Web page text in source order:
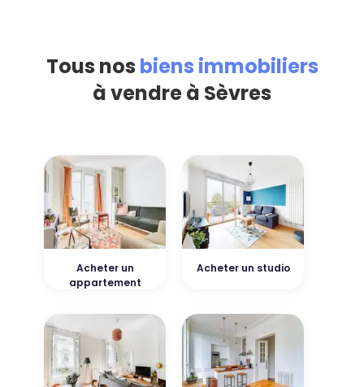
Tous nos biens immobiliers
à vendre à Sèvres
Acheter un
appartement
Acheter un studio